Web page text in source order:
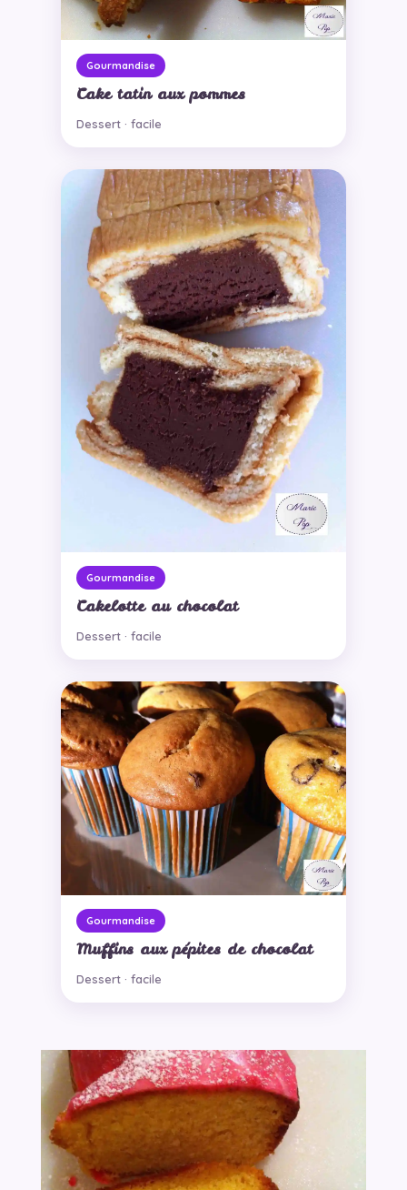
Gourmandise
Cake tatin aux pommes
Dessert · facile
Gourmandise
Cakelotte au chocolat
Dessert · facile
Gourmandise
Muffins aux pépites de chocolat
Dessert · facile